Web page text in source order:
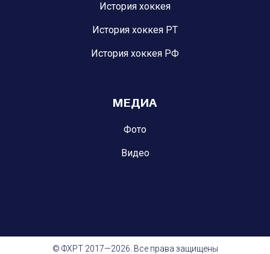
История хоккея
История хоккея РТ
История хоккея РФ
МЕДИА
Фото
Видео
© ФХРТ 2017—2026. Все права защищены